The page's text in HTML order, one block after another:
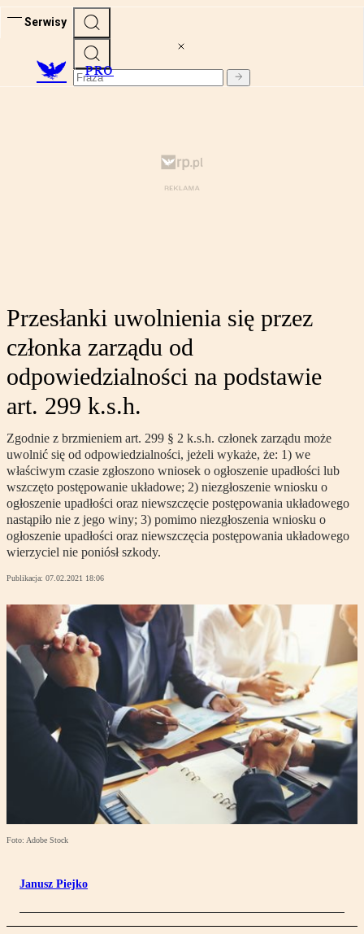
Serwisy
PRO
Przesłanki uwolnienia się przez
członka zarządu od
odpowiedzialności na podstawie
art. 299 k.s.h.
Zgodnie z brzmieniem art. 299 § 2 k.s.h. członek zarządu może
uwolnić się od odpowiedzialności, jeżeli wykaże, że: 1) we
właściwym czasie zgłoszono wniosek o ogłoszenie upadłości lub
wszczęto postępowanie układowe; 2) niezgłoszenie wniosku o
ogłoszenie upadłości oraz niewszczęcie postępowania układowego
nastąpiło nie z jego winy; 3) pomimo niezgłoszenia wniosku o
ogłoszenie upadłości oraz niewszczęcia postępowania układowego
wierzyciel nie poniósł szkody.
Publikacja: 07.02.2021 18:06
Foto: Adobe Stock
Janusz Piejko